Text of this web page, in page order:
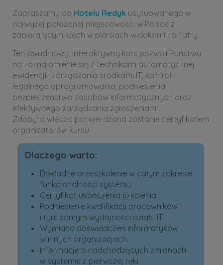
Zapraszamy do Hotelu Redyk usytuowanego w
najwyżej położonej miejscowości w Polsce z
zapierającymi dech w piersiach widokami na Tatry.
Ten dwudniowy, interaktywny kurs pozwoli Państwu
na zaznajomienie się z technikami automatycznej
ewidencji i zarządzania środkami IT, kontroli
legalnego oprogramowania, podniesienia
bezpieczeństwa zasobów informatycznych oraz
efektywnego zarządzania zgłoszeniami.
Zdobyta wiedza potwierdzona zostanie certyfikatem
organizatorów kursu.
Dlaczego warto:
Dokładne przeszkolenie w całym zakresie
funkcjonalności systemu.
Certyfikat ukończenia szkolenia.
Podniesienie kwalifikacji pracowników
i tym samym wydajności działu IT.
Wymiana doświadczeń informatyków
w innych organizacjach.
Informacje o nadchodzących zmianach
w systemie z pierwszej ręki.